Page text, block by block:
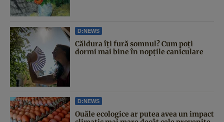
D:NEWS
Căldura îți fură somnul? Cum poți
dormi mai bine în nopțile caniculare
D:NEWS
Ouăle ecologice ar putea avea un impact